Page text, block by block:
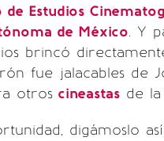
de Estudios
de México. Y
brincó
fue jalacables de
otros cineastas de
digámoslo